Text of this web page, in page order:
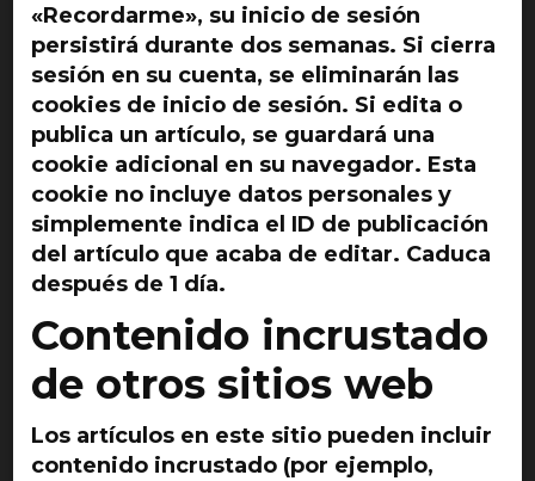
«Recordarme», su inicio de sesión
persistirá durante dos semanas. Si cierra
sesión en su cuenta, se eliminarán las
cookies de inicio de sesión. Si edita o
publica un artículo, se guardará una
cookie adicional en su navegador. Esta
cookie no incluye datos personales y
simplemente indica el ID de publicación
del artículo que acaba de editar. Caduca
después de 1 día.
Contenido incrustado
de otros sitios web
Los artículos en este sitio pueden incluir
contenido incrustado (por ejemplo,